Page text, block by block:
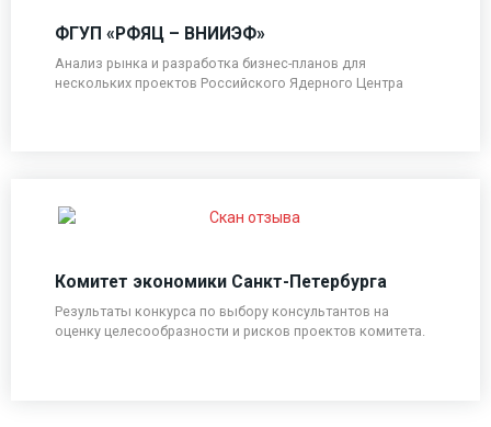
ФГУП «РФЯЦ – ВНИИЭФ»
Анализ рынка и разработка бизнес-планов для
нескольких проектов Российского Ядерного Центра
Комитет экономики Санкт-Петербурга
Результаты конкурса по выбору консультантов на
оценку целесообразности и рисков проектов комитета.